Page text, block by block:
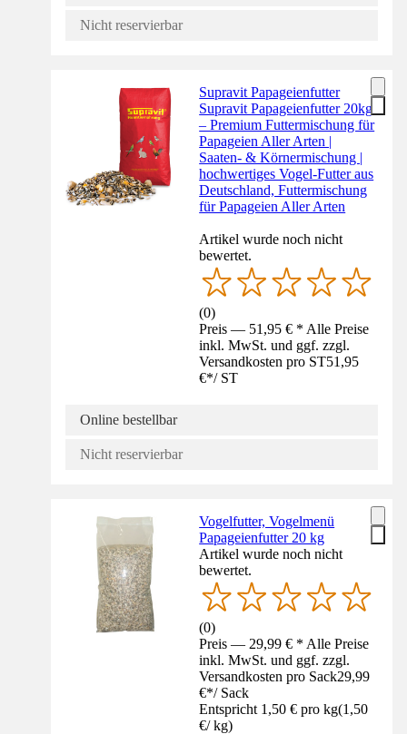
Nicht reservierbar
Supravit Papageienfutter
Supravit Papageienfutter 20kg
– Premium Futtermischung für
Papageien Aller Arten |
Saaten- & Körnermischung |
hochwertiges Vogel-Futter aus
Deutschland, Futtermischung
für Papageien Aller Arten
Artikel wurde noch nicht
bewertet.
(0)
Preis — 51,95 € * Alle Preise
inkl. MwSt. und ggf. zzgl.
Versandkosten pro ST51,95
€*/ ST
Online bestellbar
Nicht reservierbar
Vogelfutter, Vogelmenü
Papageienfutter 20 kg
Artikel wurde noch nicht
bewertet.
(0)
Preis — 29,99 € * Alle Preise
inkl. MwSt. und ggf. zzgl.
Versandkosten pro Sack29,99
€*/ Sack
Entspricht 1,50 € pro kg(1,50
€/ kg)